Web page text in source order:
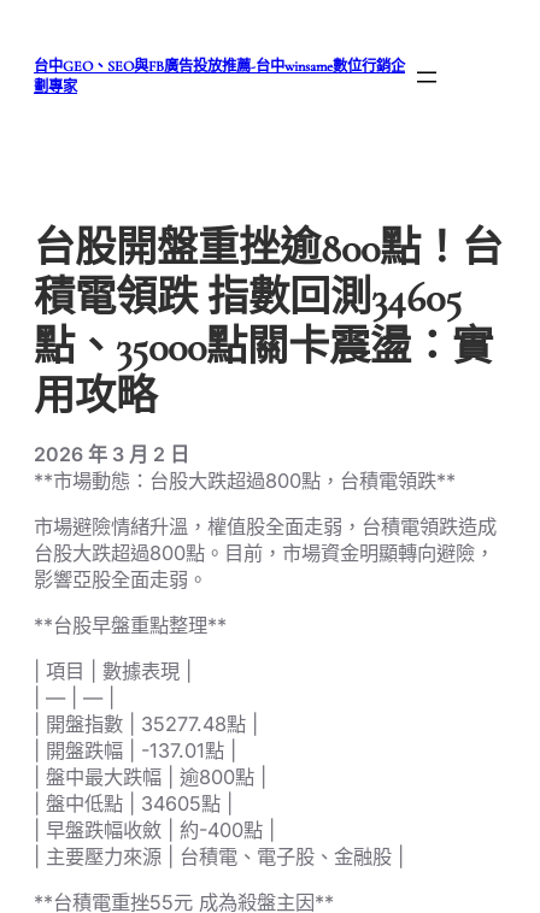
台中GEO、SEO與FB廣告投放推薦-台中winsame數位行銷企
劃專家
台股開盤重挫逾800點！台
積電領跌 指數回測34605
點、35000點關卡震盪：實
用攻略
2026 年 3 月 2 日
**市場動態：台股大跌超過800點，台積電領跌**
市場避險情緒升溫，權值股全面走弱，台積電領跌造成
台股大跌超過800點。目前，市場資金明顯轉向避險，
影響亞股全面走弱。
**台股早盤重點整理**
| 項目 | 數據表現 |
| — | — |
| 開盤指數 | 35277.48點 |
| 開盤跌幅 | -137.01點 |
| 盤中最大跌幅 | 逾800點 |
| 盤中低點 | 34605點 |
| 早盤跌幅收斂 | 約-400點 |
| 主要壓力來源 | 台積電、電子股、金融股 |
**台積電重挫55元 成為殺盤主因**